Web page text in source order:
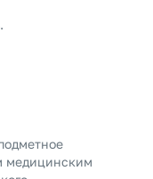
медицинским